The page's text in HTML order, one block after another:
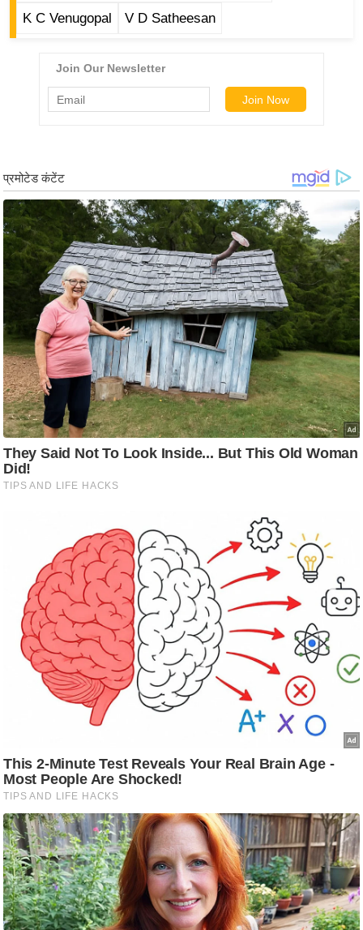
रं
वु
ड
हॉ
ली
वु
फि
ल्म
स
मी
क्षा
B
r
e
a
N
e
w
s
इ
ल
टे
क्नॉ
लॉ
जी
ब्यू
टी
K C Venugopal V D Satheesan